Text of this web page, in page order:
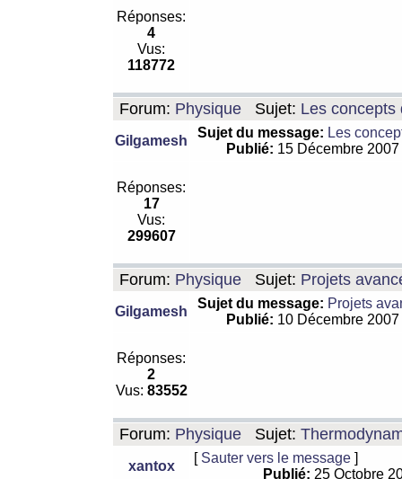
Réponses:
4
Vus:
118772
Forum: Physique Sujet: Les concepts
Gilgamesh
Sujet du message: Les
Publié: 15 Décembre
Réponses:
17
Vus:
299607
Forum: Physique Sujet: Projets
Gilgamesh
Sujet du message: Projets
Publié: 10 Décembre
Réponses:
2
Vus: 83552
Forum: Physique Sujet:
xantox
[ Sauter vers le message ]
Publié: 25 Octobre